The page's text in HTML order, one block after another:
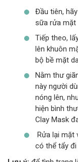
Đầu tiên,
sữa rửa mặt
Tiếp theo,
lên khuôn
bộ bề mặt
Nằm thư
này người
nóng lên,
hiện bình
Clay Mask
Rửa lại mặt
có thể tẩy